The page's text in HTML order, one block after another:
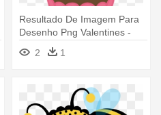
Resultado De Imagem Para
Desenho Png Valentines -
Dibujos De Cupcakes Png
2 1